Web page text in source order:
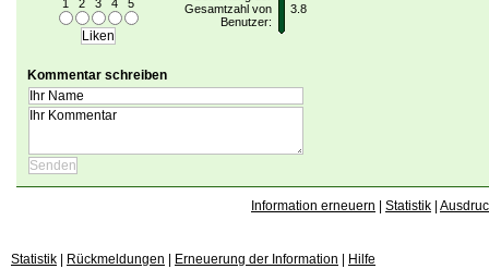
1 2 3 4 5
Gesamtzahl von
Benutzer:
3.8
Kommentar schreiben
Information erneuern Statistik
Statistik Rückmeldungen Erneuerung der Information Hilfe